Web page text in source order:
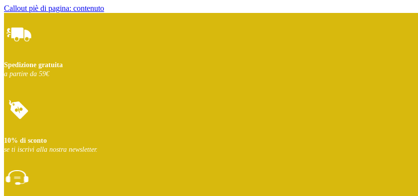
Callout piè di pagina: contenuto
Spedizione gratuita
a partire da 59€
10% di sconto
se ti iscrivi alla nostra newsletter.